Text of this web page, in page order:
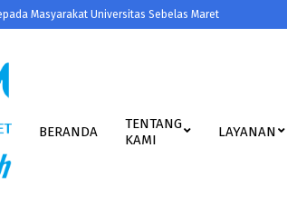
Masyarakat Universitas Sebelas Maret
BERANDA
TENTANG
KAMI
LAYANAN